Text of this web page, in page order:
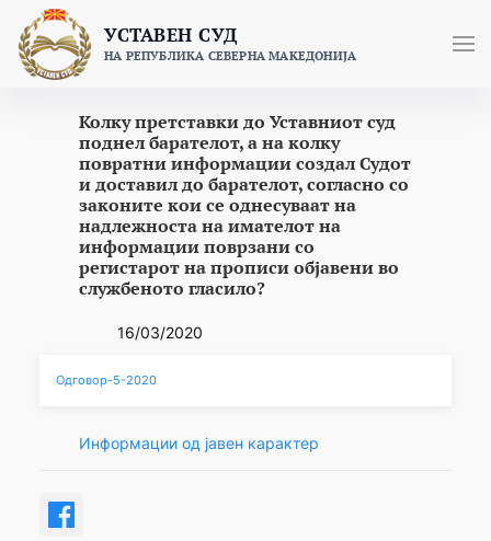
content
УСТАВЕН СУД
НА РЕПУБЛИКА СЕВЕРНА МАКЕДОНИЈА
Колку претставки до Уставниот суд
поднел барателот, а на колку
повратни информации создал Судот
и доставил до барателот, согласно со
законите кои се однесуваат на
надлежноста на имателот на
информации поврзани со
регистарот на прописи објавени во
службеното гласило?
16/03/2020
Одговор-5-2020
Информации од јавен карактер